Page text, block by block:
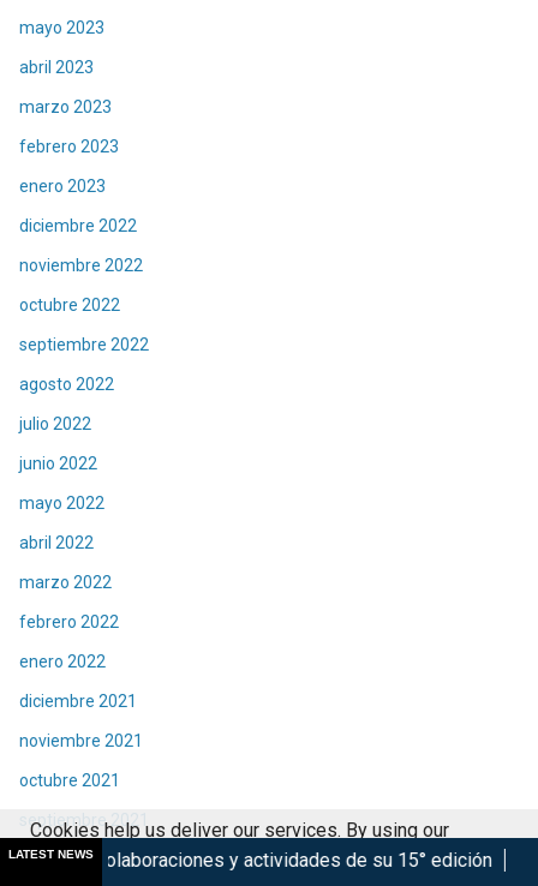
mayo 2023
abril 2023
marzo 2023
febrero 2023
enero 2023
diciembre 2022
noviembre 2022
octubre 2022
septiembre 2022
agosto 2022
julio 2022
junio 2022
mayo 2022
abril 2022
marzo 2022
febrero 2022
enero 2022
diciembre 2021
noviembre 2021
octubre 2021
septiembre 2021
agosto 2021
LATEST NEWSy actividades de su 15° edición Marsupilami: Caos
Cookies help us deliver our services. By using our
services, you agree to our use of cookies.
Got it